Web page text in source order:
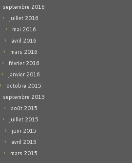
septembre 2016
juillet 2016
mai 2016
avril 2016
mars 2016
février 2016
janvier 2016
octobre 2015
septembre 2015
août 2015
juillet 2015
juin 2015
avril 2015
mars 2015